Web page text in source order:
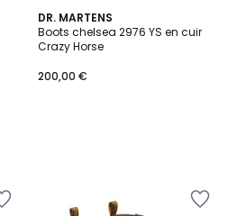
DR. MARTENS
Boots chelsea 2976 YS en cuir
Crazy Horse
200,00 €